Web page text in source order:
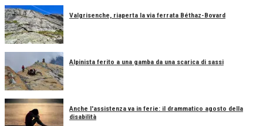
Valgrisenche, riaperta la via ferrata Béthaz-Bovard
Alpinista ferito a una gamba da una scarica di sassi
Anche l'assistenza va in ferie: il drammatico agosto della
disabilità